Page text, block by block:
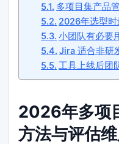
多项目集产品
2026年选型时
小团队有必要
Jira 适合非研
工具上线后团
2026年多项
方法与评估